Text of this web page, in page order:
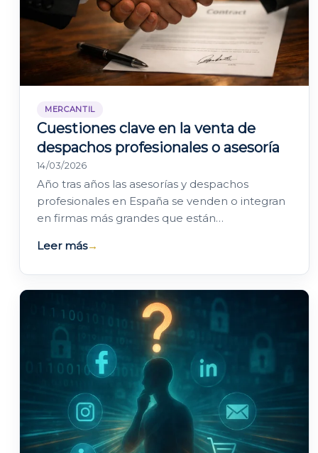
MERCANTIL
Cuestiones clave en la venta de
despachos profesionales o asesoría
14/03/2026
Año tras años las asesorías y despachos
profesionales en España se venden o integran
en firmas más grandes que están
equipos…
Leer más→